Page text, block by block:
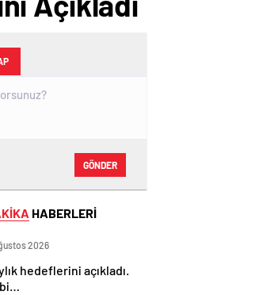
GÖNDER
HABERLERİ
2026
hedeflerini açıkladı.